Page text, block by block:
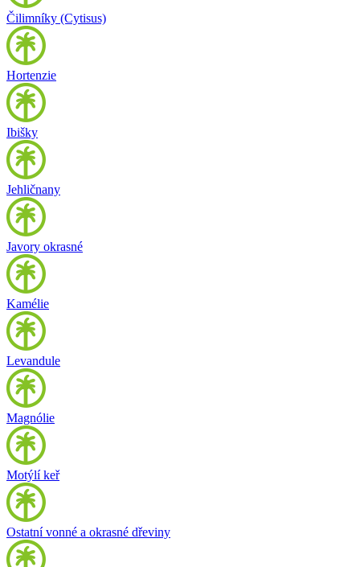
Čilimníky (Cytisus)
Hortenzie
Ibišky
Jehličnany
Javory okrasné
Kamélie
Levandule
Magnólie
Motýlí keř
Ostatní vonné a okrasné dřeviny